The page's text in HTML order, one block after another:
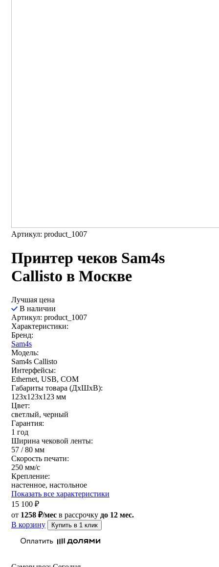
Артикул: product_1007
Принтер чеков Sam4s
Callisto в Москве
Лучшая цена
В наличии
Артикул: product_1007
Характеристики:
Бренд:
Sam4s
Модель:
Sam4s Callisto
Интерфейсы:
Ethernet, USB, COM
Габариты товара (ДxШxВ):
123х123х123 мм
Цвет:
светлый, черный
Гарантия:
1 год
Ширина чековой ленты:
57 / 80 мм
Скорость печати:
250 мм/c
Крепление:
настенное, настольное
Показать все характеристики
15 100 ₽
от 1258 ₽/мес в рассрочку до 12 мес.
В корзину
Купить в 1 клик